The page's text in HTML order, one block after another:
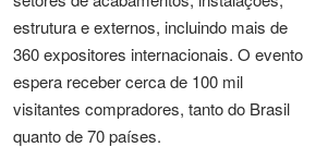
estrutura e externos, incluindo mais de
360 expositores internacionais. O evento
espera receber cerca de 100 mil
visitantes compradores, tanto do Brasil
quanto de 70 países.